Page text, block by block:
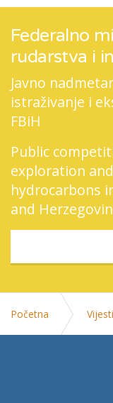
Federalno
rudarstva i
Javno
istraživanje i
FBiH
Public
exploration
hydrocarbons
and
Početna Vijesti